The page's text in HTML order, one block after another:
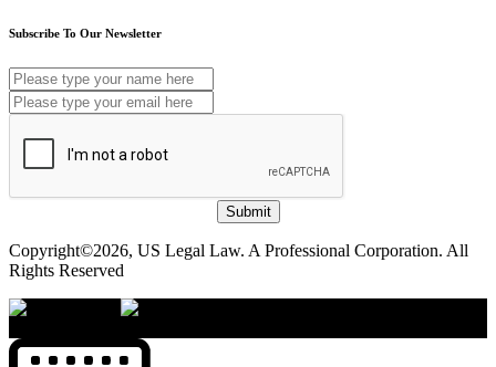
Subscribe To Our Newsletter
Submit
Copyright©2026, US Legal Law. A Professional Corporation. All
Rights Reserved